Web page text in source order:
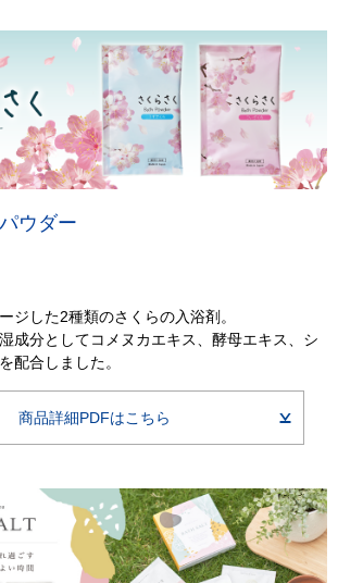
ウダー
ジした2種類のさくらの入浴剤。
成分としてコメヌカエキス、酵母エキス、シ
配合しました。
商品詳細PDFはこちら